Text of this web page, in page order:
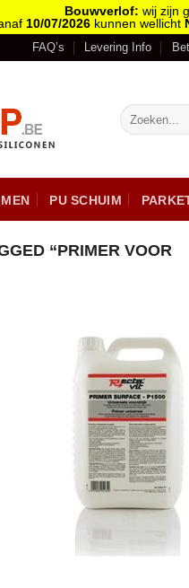
Bouwverlof: wij zijn
10/07/2026kunnen wellicht
FAQ’s Levering Info
PU SCHUIM
“PRIMER VOOR